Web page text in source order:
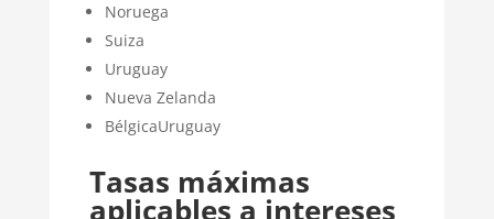
Noruega
Suiza
Uruguay
Nueva Zelanda
BélgicaUruguay
Tasas máximas
aplicables a intereses